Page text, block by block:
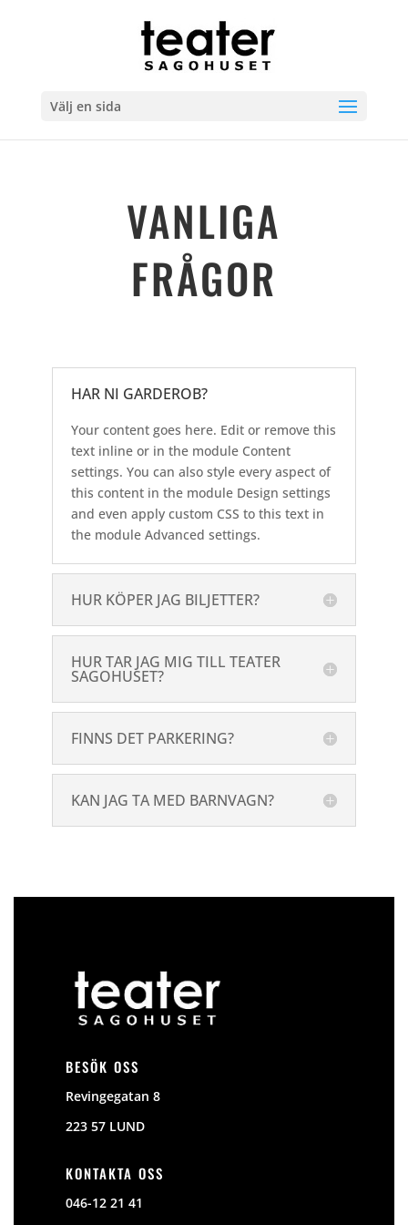
Välj en sida
VANLIGA
FRÅGOR
HAR NI GARDEROB?
Your content goes here. Edit or remove this
text inline or in the module Content
settings. You can also style every aspect of
this content in the module Design settings
and even apply custom CSS to this text in
the module Advanced settings.
HUR KÖPER JAG BILJETTER?
HUR TAR JAG MIG TILL TEATER
SAGOHUSET?
FINNS DET PARKERING?
KAN JAG TA MED BARNVAGN?
BESÖK OSS
Revingegatan 8
223 57 LUND
KONTAKTA OSS
046-12 21 41